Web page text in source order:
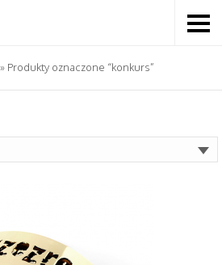
» Produkty oznaczone “konkurs”